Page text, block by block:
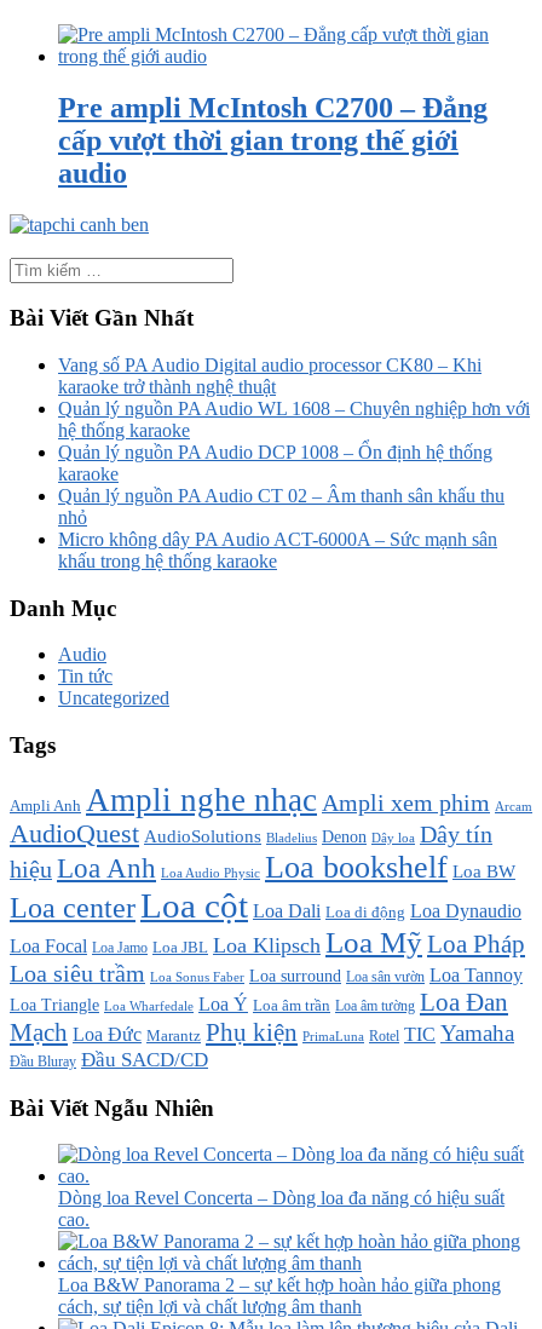
Pre ampli McIntosh C2700 – Đẳng
cấp vượt thời gian trong thế giới
audio
Bài Viết Gần Nhất
Vang số PA Audio Digital audio processor CK80 – Khi
karaoke trở thành nghệ thuật
Quản lý nguồn PA Audio WL 1608 – Chuyên nghiệp hơn với
hệ thống karaoke
Quản lý nguồn PA Audio DCP 1008 – Ổn định hệ thống
karaoke
Quản lý nguồn PA Audio CT 02 – Âm thanh sân khấu thu
nhỏ
Micro không dây PA Audio ACT-6000A – Sức mạnh sân
khấu trong hệ thống karaoke
Danh Mục
Audio
Tin tức
Uncategorized
Tags
Ampli Anh Ampli nghe nhạc Ampli xem phim Arcam
AudioQuest AudioSolutions Bladelius Denon Dây loa Dây tín
hiệu Loa Anh Loa Audio Physic Loa bookshelf Loa BW
Loa centerLoa cột Loa Dali Loa di động Loa Dynaudio
Loa Focal Loa Jamo Loa JBL Loa Klipsch Loa MỹLoa Pháp
Loa siêu trầm Loa Sonus Faber Loa surround Loa sân vườn Loa Tannoy
Loa Triangle Loa Wharfedale Loa Ý Loa âm trần Loa âm tường Loa Đan
Mạch Loa Đức Marantz Phụ kiện PrimaLuna Rotel TIC Yamaha
Đầu Bluray Đầu SACD/CD
Bài Viết Ngẫu Nhiên
Dòng loa Revel Concerta – Dòng loa đa năng có hiệu suất
cao.
Loa B&W Panorama 2 – sự kết hợp hoàn hảo giữa phong
cách, sự tiện lợi và chất lượng âm thanh